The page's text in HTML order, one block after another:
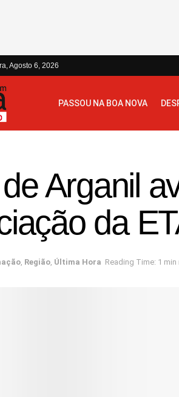
Agosto 6, 2026
PASSOU NA BOA NOVA
Arganil
da
, Região, Última Hora Reading Time: 1 min